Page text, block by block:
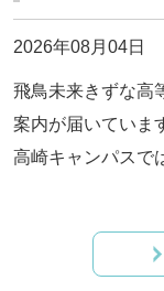
2026年08月04日
飛鳥未来きずな高
案内が届いて
高崎キャンパスで